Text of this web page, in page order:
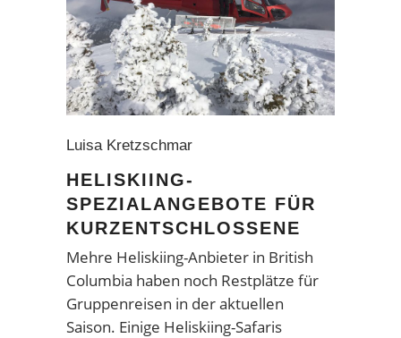
Luisa Kretzschmar
HELISKIING-
SPEZIALANGEBOTE FÜR
KURZENTSCHLOSSENE
Mehre Heliskiing-Anbieter in British
Columbia haben noch Restplätze für
Gruppenreisen in der aktuellen
Saison. Einige Heliskiing-Safaris